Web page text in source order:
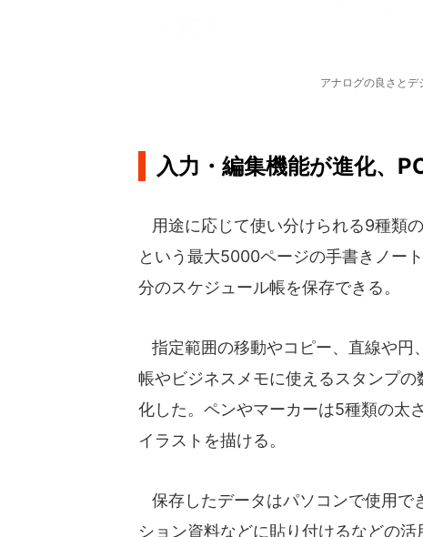
アナログの良さとデ
入力・編集機能が進化、
用途に応じて使い分けられる9種類
という最大5000ページの手書きノー
分のスケジュール帳を保存できる。
指定範囲の移動やコピー、直線や円
帳やビジネスメモに使えるスタンプ
化した。ペンやマーカーは5種類の太
イラストを描ける。
保存したデータはパソコンで使用で
ション資料などに貼り付けるなどの